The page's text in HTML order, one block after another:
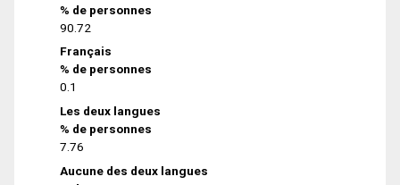
% de personnes
90.72
Français
% de personnes
0.1
Les deux langues
% de personnes
7.76
Aucune des deux langues